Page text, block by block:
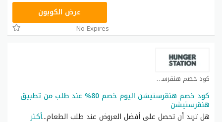
عرض الكوبون
No Expires
كود خصم هنقرستيشن كوبون
كود خصم هنقرستيشن اليوم خصم 80% عند طلب من تطبيق
هنقرستيشن
هل تريد أن تحصل على أفضل العروض عند طلب الطعام...أكثر